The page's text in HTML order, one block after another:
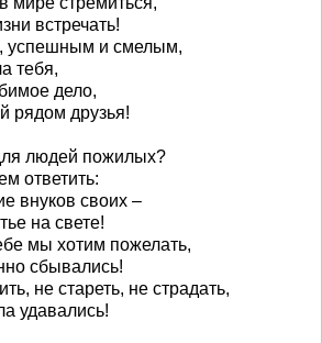
встречать!
успешным и смелым,
тебя,
дело,
рядом друзья!
людей пожилых?
ответить:
внуков своих –
на свете!
мы хотим пожелать,
сбывались!
не стареть, не страдать,
удавались!